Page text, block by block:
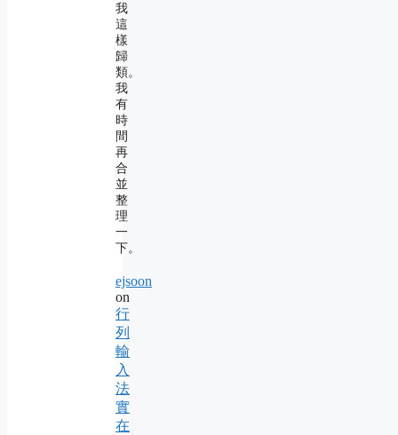
我
這
樣
歸
類。
我
有
時
間
再
合
並
整
理
一
下。
ejsoon
on
行
列
輸
入
法
實
在